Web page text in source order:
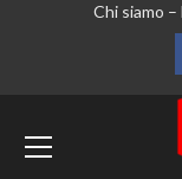
Chi siamo –